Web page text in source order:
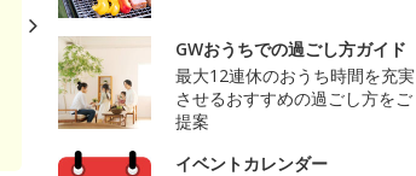
GWおうちでの過ごし方ガイド
最大12連休のおうち時間を充実
させるおすすめの過ごし方をご
提案
イベントカレンダー